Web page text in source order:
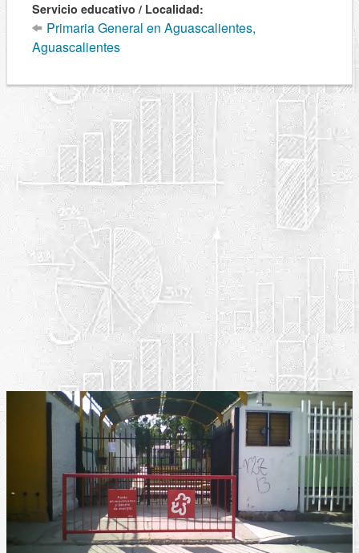
Servicio educativo / Localidad:
Primaria General en Aguascalientes,
Aguascalientes